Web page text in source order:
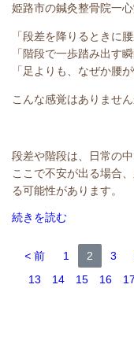
姫路市の鍼灸整骨院一
「段差を降りるときに
「階段で一歩踏み出す瞬
「足よりも、なぜか腰が
こんな感覚はありません
段差や階段は、日常の
ここで不安が出る場合
る可能性があります。
続きを読む
前 1 2 3
13
14 15 16 17